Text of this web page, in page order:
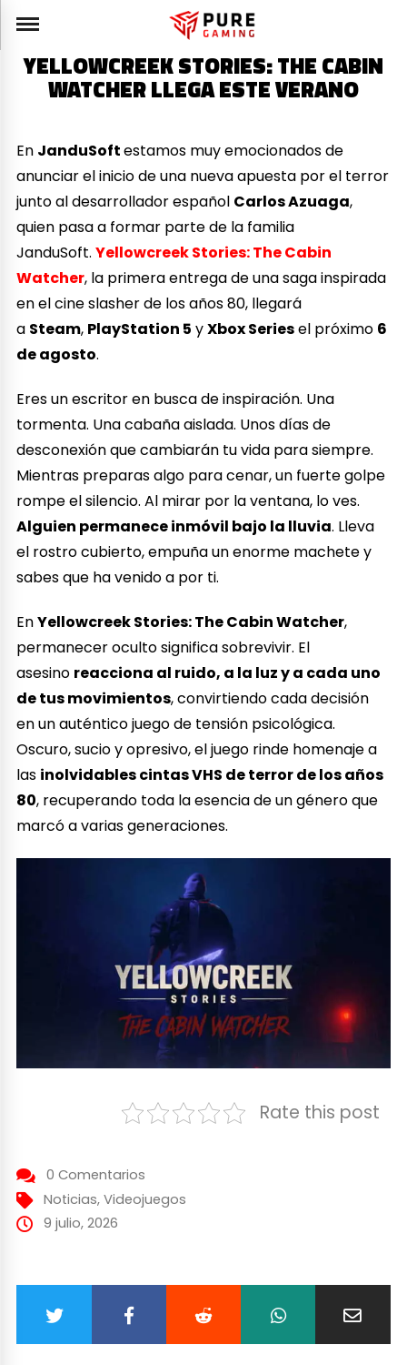
YELLOWCREEK STORIES: THE CABIN
WATCHER LLEGA ESTE VERANO
En JanduSoftestamos muy emocionados de
anunciar el inicio de una nueva apuesta por el terror
junto al desarrollador español Carlos Azuaga,
quien pasa a formar parte de la familia
JanduSoft.Yellowcreek Stories: The Cabin
Watcher, la primera entrega de una saga inspirada
en el cine slasher de los años 80, llegará
a Steam, PlayStation 5 yXbox Seriesel próximo 6
de agosto.
Eres un escritor en busca de inspiración. Una
tormenta. Una cabaña aislada. Unos días de
desconexión que cambiarán tu vida para siempre.
Mientras preparas algo para cenar, un fuerte golpe
rompe el silencio. Al mirar por la ventana, lo ves.
Alguien permanece inmóvil bajo la lluvia. Lleva
el rostro cubierto, empuña un enorme machete y
sabes que ha venido a por ti.
EnYellowcreek Stories: The Cabin Watcher,
permanecer oculto significa sobrevivir. El
asesino reacciona al ruido, a la luz y a cada uno
de tus movimientos, convirtiendo cada decisión
en un auténtico juego de tensión psicológica.
Oscuro, sucio y opresivo, el juego rinde homenaje a
las inolvidables cintas VHS de terror de los años
80, recuperando toda la esencia de un género que
marcó a varias generaciones.
Rate this post
0 Comentarios
Noticias, Videojuegos
9 julio, 2026